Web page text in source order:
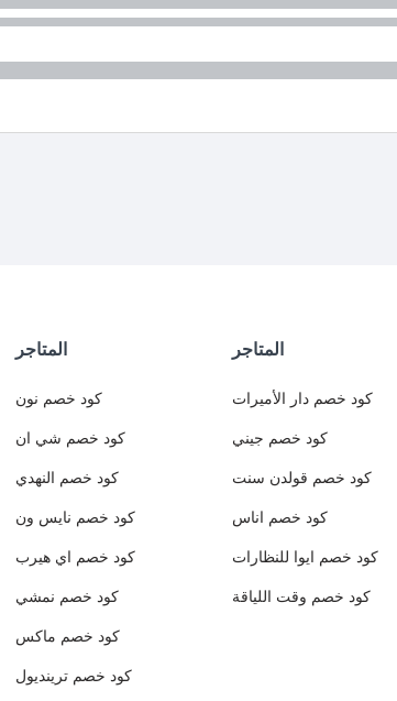
المتاجر
كود خصم نون
كود خصم شي ان
كود خصم النهدي
كود خصم نايس ون
كود خصم اي هيرب
كود خصم نمشي
كود خصم ماكس
كود خصم ترينديول
المتاجر
كود خصم دار الأميرات
كود خصم جيني
كود خصم قولدن سنت
كود خصم اناس
كود خصم ايوا للنظارات
كود خصم وقت اللياقة